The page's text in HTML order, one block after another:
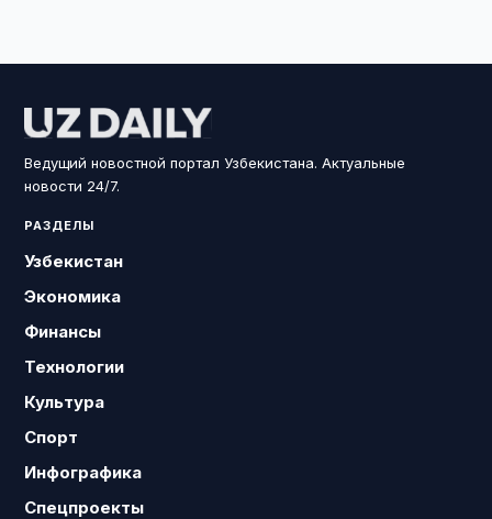
Ведущий новостной портал Узбекистана. Актуальные
новости 24/7.
РАЗДЕЛЫ
Узбекистан
Экономика
Финансы
Технологии
Культура
Спорт
Инфографика
Спецпроекты